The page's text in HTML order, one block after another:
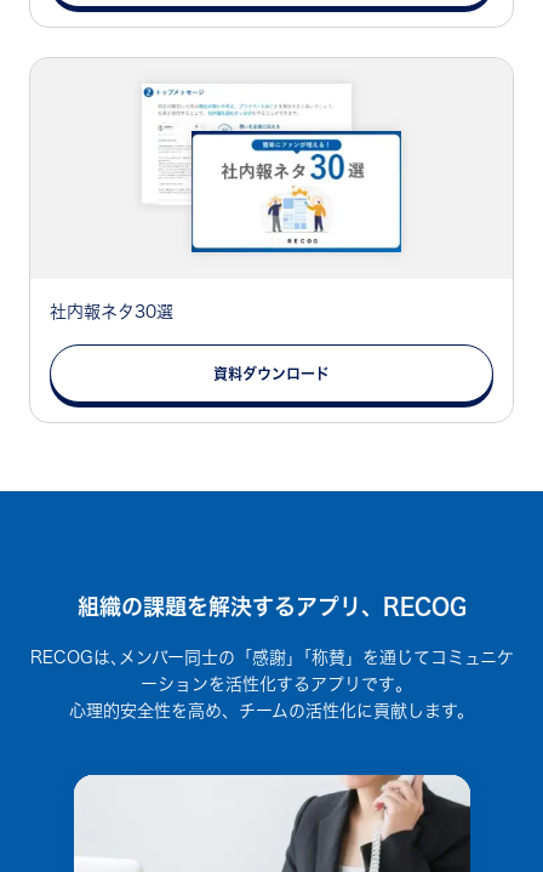
社内報ネタ30選
資料ダウンロード
組織の課題を解決するアプリ、RECOG
RECOGは､メンバー同士の「感謝」｢称賛」を通じてコミュニケ
ーションを活性化するアプリです｡
心理的安全性を高め、チームの活性化に貢献します。